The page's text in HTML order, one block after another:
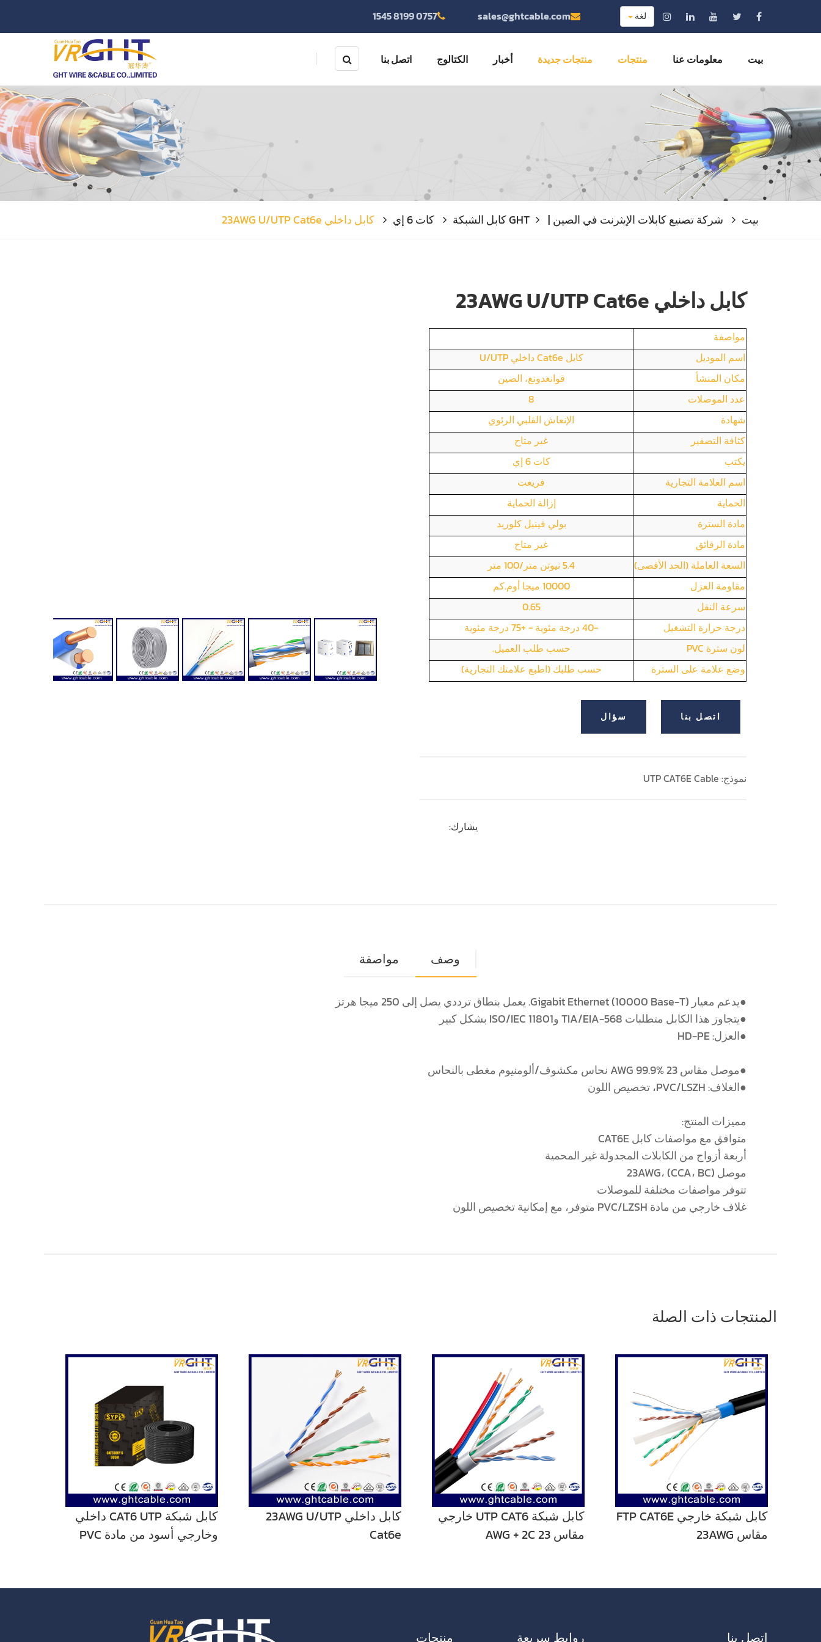
sales@ghtcable.com
0757 8199 1545 لغة
بيت معلومات عنا منتجات منتجات جديدة أخبار الكتالوج اتصل بنا
بيت شركة تصنيع كابلات الإيثرنت في الصين | GHT كابل الشبكة كات 6 إي كابل داخلي 23AWG U/UTP Cat6e
كابل داخلي 23AWG U/UTP Cat6e
مواصفة
اسم الموديل
كابل Cat6e داخلي U/UTP
مكان المنشأ
قوانغدونغ، الصين
عدد الموصلات
8
شهادة
الإنعاش القلبي الرئوي
كثافة التضفير
غير متاح
يكتب
كات 6 إي
اسم العلامة التجارية
فريغت
الحماية
إزالة الحماية
مادة السترة
بولي فينيل كلوريد
مادة الرقائق
غير متاح
السعة العاملة (الحد الأقصى)
5.4 نيوتن متر/100 متر
مقاومة العزل
10000 ميجا أوم.كم
سرعة النقل
0.65
درجة حرارة التشغيل
-40 درجة مئوية - +75 درجة مئوية
لون سترة PVC
حسب طلب العميل.
وضع علامة على السترة
حسب طلبك (اطبع علامتك التجارية)
اتصل بنا سؤال
نموذج: UTP CAT6E Cable
يشارك:
وصف مواصفة
●يدعم معيار Gigabit Ethernet (10000 Base-T). يعمل بنطاق ترددي يصل إلى 250 ميجا هرتز
●يتجاوز هذا الكابل متطلبات TIA/EIA-568 وISO/IEC 11801 بشكل كبير
●العزل: HD-PE
●موصل مقاس 23 AWG 99.9% نحاس مكشوف/ألومنيوم مغطى بالنحاس
●الغلاف: PVC/LSZH، تخصيص اللون
مميزات المنتج:
متوافق مع مواصفات كابل CAT6E
أربعة أزواج من الكابلات المجدولة غير المحمية
موصل 23AWG، (CCA، BC)
تتوفر مواصفات مختلفة للموصلات
غلاف خارجي من مادة PVC/LZSH متوفر، مع إمكانية تخصيص اللون
المنتجات ذات الصلة
كابل شبكة CAT6 UTP داخلي
وخارجي أسود من مادة PVC
كابل داخلي 23AWG U/UTP
Cat6e
كابل شبكة UTP CAT6 خارجي
مقاس 23 AWG + 2C
كابل شبكة خارجي FTP CAT6E
مقاس 23AWG
منتجات روابط سريعة اتصل بنا